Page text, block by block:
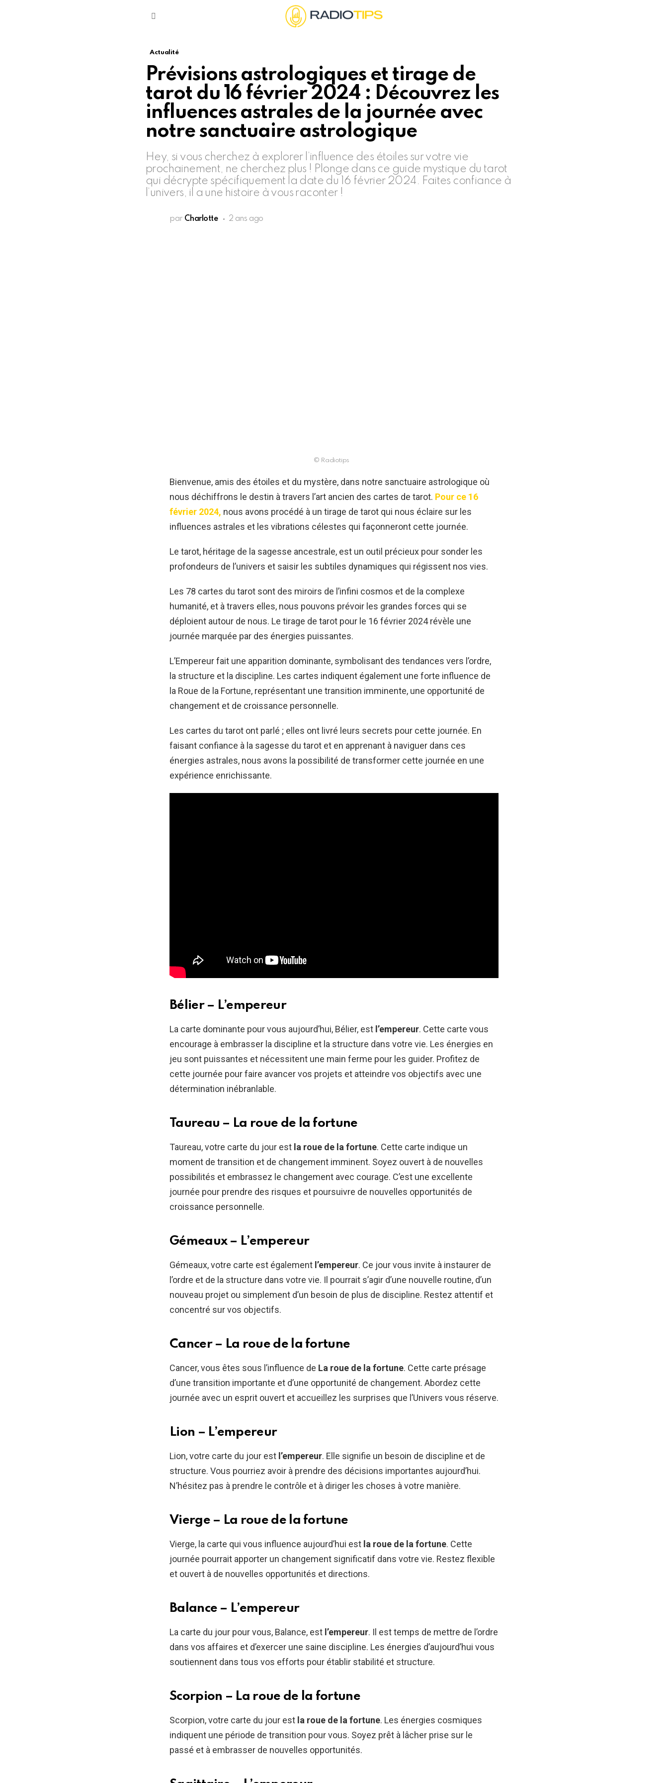
Actualité
Prévisions astrologiques et tirage de
tarot du 16 février 2024 : Découvrez les
influences astrales de la journée avec
notre sanctuaire astrologique
Hey, si vous cherchez à explorer l’influence des étoiles sur votre vie
prochainement, ne cherchez plus ! Plonge dans ce guide mystique du tarot
qui décrypte spécifiquement la date du 16 février 2024. Faites confiance à
l’univers, il a une histoire à vous raconter !
par Charlotte 2 ans ago
© Radiotips
Bienvenue, amis des étoiles et du mystère, dans notre sanctuaire astrologique où
nous déchiffrons le destin à travers l’art ancien des cartes de tarot. Pour ce 16
février 2024, nous avons procédé à un tirage de tarot qui nous éclaire sur les
influences astrales et les vibrations célestes qui façonneront cette journée.
Le tarot, héritage de la sagesse ancestrale, est un outil précieux pour sonder les
profondeurs de l’univers et saisir les subtiles dynamiques qui régissent nos vies.
Les 78 cartes du tarot sont des miroirs de l’infini cosmos et de la complexe
humanité, et à travers elles, nous pouvons prévoir les grandes forces qui se
déploient autour de nous. Le tirage de tarot pour le 16 février 2024 révèle une
journée marquée par des énergies puissantes.
L’Empereur fait une apparition dominante, symbolisant des tendances vers l’ordre,
la structure et la discipline. Les cartes indiquent également une forte influence de
la Roue de la Fortune, représentant une transition imminente, une opportunité de
changement et de croissance personnelle.
Les cartes du tarot ont parlé ; elles ont livré leurs secrets pour cette journée. En
faisant confiance à la sagesse du tarot et en apprenant à naviguer dans ces
énergies astrales, nous avons la possibilité de transformer cette journée en une
expérience enrichissante.
Bélier – L’empereur
La carte dominante pour vous aujourd’hui, Bélier, est l’empereur. Cette carte vous
encourage à embrasser la discipline et la structure dans votre vie. Les énergies en
jeu sont puissantes et nécessitent une main ferme pour les guider. Profitez de
cette journée pour faire avancer vos projets et atteindre vos objectifs avec une
détermination inébranlable.
Taureau – La roue de la fortune
Taureau, votre carte du jour est la roue de la fortune. Cette carte indique un
moment de transition et de changement imminent. Soyez ouvert à de nouvelles
possibilités et embrassez le changement avec courage. C’est une excellente
journée pour prendre des risques et poursuivre de nouvelles opportunités de
croissance personnelle.
Gémeaux – L’empereur
Gémeaux, votre carte est également l’empereur. Ce jour vous invite à instaurer de
l’ordre et de la structure dans votre vie. Il pourrait s’agir d’une nouvelle routine, d’un
nouveau projet ou simplement d’un besoin de plus de discipline. Restez attentif et
concentré sur vos objectifs.
Cancer – La roue de la fortune
Cancer, vous êtes sous l’influence de La roue de la fortune. Cette carte présage
d’une transition importante et d’une opportunité de changement. Abordez cette
journée avec un esprit ouvert et accueillez les surprises que l’Univers vous réserve.
Lion – L’empereur
Lion, votre carte du jour est l’empereur. Elle signifie un besoin de discipline et de
structure. Vous pourriez avoir à prendre des décisions importantes aujourd’hui.
N’hésitez pas à prendre le contrôle et à diriger les choses à votre manière.
Vierge – La roue de la fortune
Vierge, la carte qui vous influence aujourd’hui est la roue de la fortune. Cette
journée pourrait apporter un changement significatif dans votre vie. Restez flexible
et ouvert à de nouvelles opportunités et directions.
Balance – L’empereur
La carte du jour pour vous, Balance, est l’empereur. Il est temps de mettre de l’ordre
dans vos affaires et d’exercer une saine discipline. Les énergies d’aujourd’hui vous
soutiennent dans tous vos efforts pour établir stabilité et structure.
Scorpion – La roue de la fortune
Scorpion, votre carte du jour est la roue de la fortune. Les énergies cosmiques
indiquent une période de transition pour vous. Soyez prêt à lâcher prise sur le
passé et à embrasser de nouvelles opportunités.